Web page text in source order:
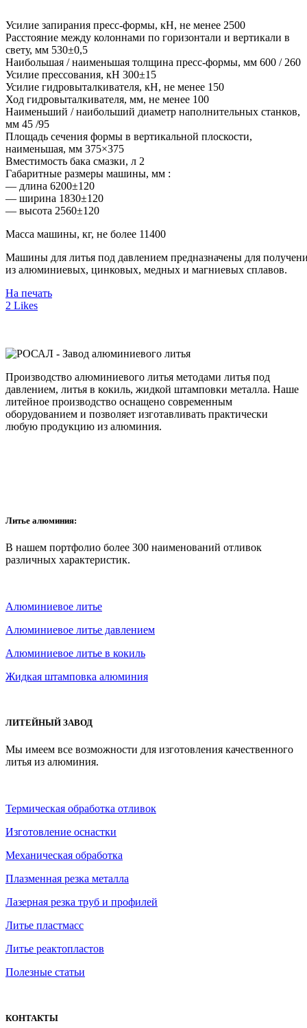
Усилие запирания пресс-формы, кН, не менее 2500
Расстояние между колоннами по горизонтали и вертикали в
свету, мм 530±0,5
Наибольшая / наименьшая толщина пресс-формы, мм 600 / 260
Усилие прессования, кН 300±15
Усилие гидровыталкивателя, кН, не менее 150
Ход гидровыталкивателя, мм, не менее 100
Наименьший / наибольший диаметр наполнительных станков,
мм 45 /95
Площадь сечения формы в вертикальной плоскости,
наименьшая, мм 375×375
Вместимость бака смазки, л 2
Габаритные размеры машины, мм :
— длина 6200±120
— ширина 1830±120
— высота 2560±120
Масса машины, кг, не более 11400
Машины для литья под давлением предназначены для
из алюминиевых, цинковых, медных и магниевых сплавов.
На печать
2 Likes
Производство алюминиевого литья методами литья под
давлением, литья в кокиль, жидкой штамповки металла. Наше
литейное производство оснащено современным
оборудованием и позволяет изготавливать практически
любую продукцию из алюминия.
Литье алюминия:
В нашем портфолио более 300 наименований отливок
различных характеристик.
Алюминиевое литье
Алюминиевое литье давлением
Алюминиевое литье в кокиль
Жидкая штамповка алюминия
ЛИТЕЙНЫЙ ЗАВОД
Мы имеем все возможности для изготовления качественного
литья из алюминия.
Термическая обработка отливок
Изготовление оснастки
Механическая обработка
Плазменная резка металла
Лазерная резка труб и профилей
Литье пластмасс
Литье реактопластов
Полезные статьи
КОНТАКТЫ